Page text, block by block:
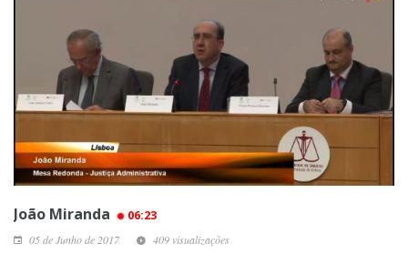
João Miranda 06:23
05 de Junho de 2017 409 visualizações